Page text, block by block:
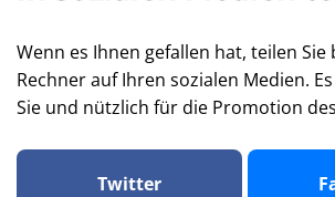
Wenn es Ihnen gefallen hat, teilen Sie
Rechner auf Ihren sozialen Medien.
Sie und nützlich für die Promotion
Twitter